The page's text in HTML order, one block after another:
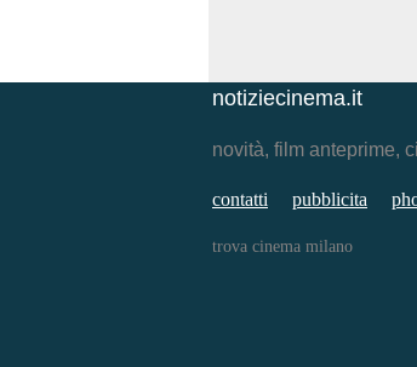
notiziecinema.it
novità, film anteprime,
contatti pubblicita
trova cinema milano